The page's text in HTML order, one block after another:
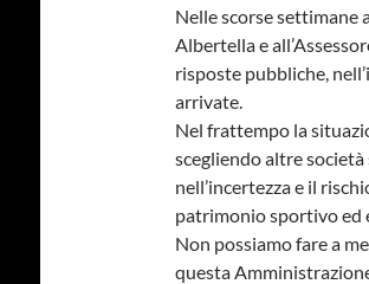
Nelle scorse settimane
Albertella e
risposte pubbliche,
arrivate.
Nel frattempo la
scegliendo altre
nell’incertezza e il
patrimonio sportivo ed
Non possiamo fare a
questa